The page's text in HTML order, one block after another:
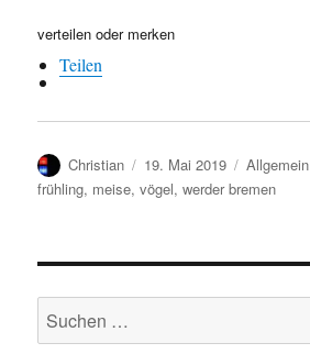
verteilen oder merken
Teilen
Autor
Christian
Veröffentlicht
am
19. Mai 2019 Kategorien
Allgemein
frühling, meise,vögel,werder bremen
Suchen
nach: